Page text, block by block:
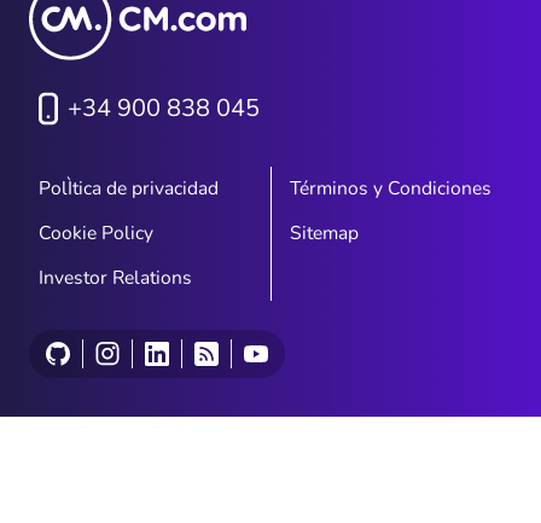
+34 900 838 045
PolÌtica de privacidad
Términos y Condiciones
Cookie Policy
Sitemap
Investor Relations